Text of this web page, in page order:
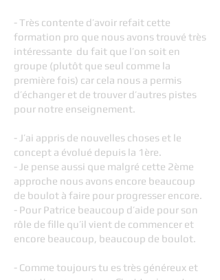
- Très contente d’avoir refait cette
formation pro que nous avons trouvé très
intéressante du fait que l’on soit en
groupe (plutôt que seul comme la
première fois) car cela nous a permis
d’échanger et de trouver d’autres pistes
pour notre enseignement.
- J’ai appris de nouvelles choses et le
concept a évolué depuis la 1ère.
- Je pense aussi que malgré cette 2ème
approche nous avons encore beaucoup
de boulot à faire pour progresser encore.
- Pour Patrice beaucoup d’aide pour son
rôle de fille qu’il vient de commencer et
encore beaucoup, beaucoup de boulot.
- Comme toujours tu es très généreux et